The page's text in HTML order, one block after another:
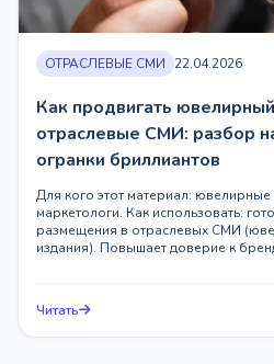
ОТРАСЛЕВЫЕ СМИ 22.04.2026
Как продвигать
отраслевые СМИ: разбор
огранки бриллиантов
Для кого этот материал:
маркетологи. Как использовать:
размещения в отраслевых СМИ
издания). Повышает доверие к
Читать